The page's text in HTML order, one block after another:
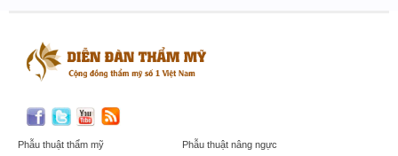
Phẫu thuật thẩm mỹ
Phẫu thuật nâng ngực